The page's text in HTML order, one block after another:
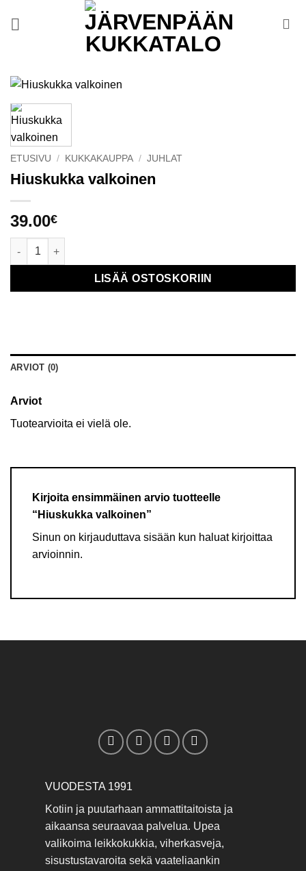
ETUSIVU / KUKKAKAUPPA / JUHLAT
Hiuskukka valkoinen
39.00€
Hiuskukka valkoinen määrä
LISÄÄ OSTOSKORIIN
ARVIOT (0)
Arviot
Tuotearvioita ei vielä ole.
Kirjoita ensimmäinen arvio tuotteelle
“Hiuskukka valkoinen”
Sinun on kirjauduttava sisään kun haluat kirjoittaa
arvioinnin.
VUODESTA 1991
Kotiin ja puutarhaan ammattitaitoista ja
aikaansa seuraavaa palvelua. Upea
valikoima leikkokukkia, viherkasveja,
sisustustavaroita sekä vaateliaankin